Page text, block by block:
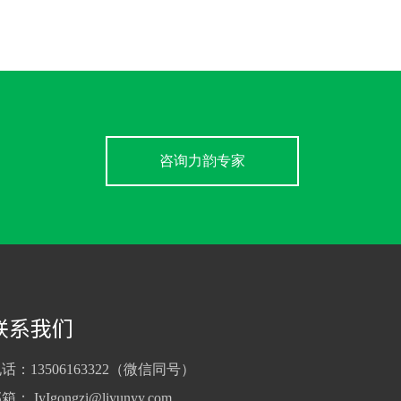
咨询力韵专家
系我们
：13506163322（微信同号）
： IyIgongzi@liyunyy.com